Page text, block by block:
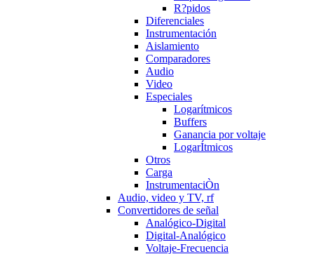
R?pidos
Diferenciales
Instrumentación
Aislamiento
Comparadores
Audio
Video
Especiales
Logarítmicos
Buffers
Ganancia por voltaje
LogarÍtmicos
Otros
Carga
InstrumentaciÒn
Audio, video y TV, rf
Convertidores de señal
Analógico-Digital
Digital-Analógico
Voltaje-Frecuencia